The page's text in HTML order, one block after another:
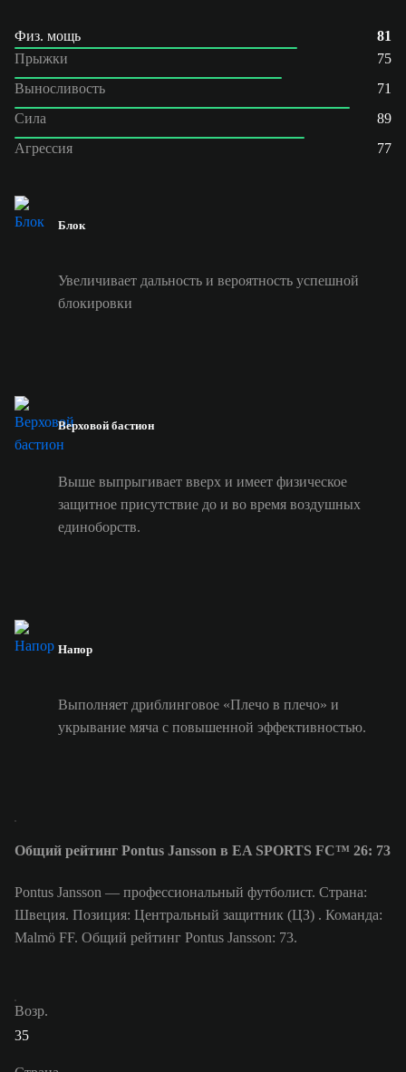
Физ. мощь
81
Прыжки
75
Выносливость
71
Сила
89
Агрессия
77
Блок
Увеличивает дальность и вероятность успешной
блокировки
Верховой бастион
Выше выпрыгивает вверх и имеет физическое
защитное присутствие до и во время воздушных
единоборств.
Напор
Выполняет дриблинговое «Плечо в плечо» и
укрывание мяча с повышенной эффективностью.
Общий рейтинг Pontus Jansson в EA SPORTS FC™ 26: 73
Pontus Jansson — профессиональный футболист. Страна:
Швеция. Позиция: Центральный защитник (ЦЗ) . Команда:
Malmö FF. Общий рейтинг Pontus Jansson: 73.
Возр.
35